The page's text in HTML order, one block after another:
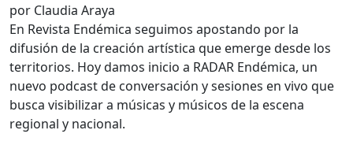
por Claudia Araya
En Revista Endémica seguimos apostando por la
difusión de la creación artística que emerge desde los
territorios. Hoy damos inicio a RADAR Endémica, un
nuevo podcast de conversación y sesiones en vivo que
busca visibilizar a músicas y músicos de la escena
regional y nacional.